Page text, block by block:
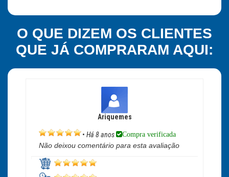
O QUE DIZEM OS CLIENTES
QUE JÁ COMPRARAM AQUI:
Ariquemes
• Há 8 anos Compra verificada
Não deixou comentário para esta avaliação